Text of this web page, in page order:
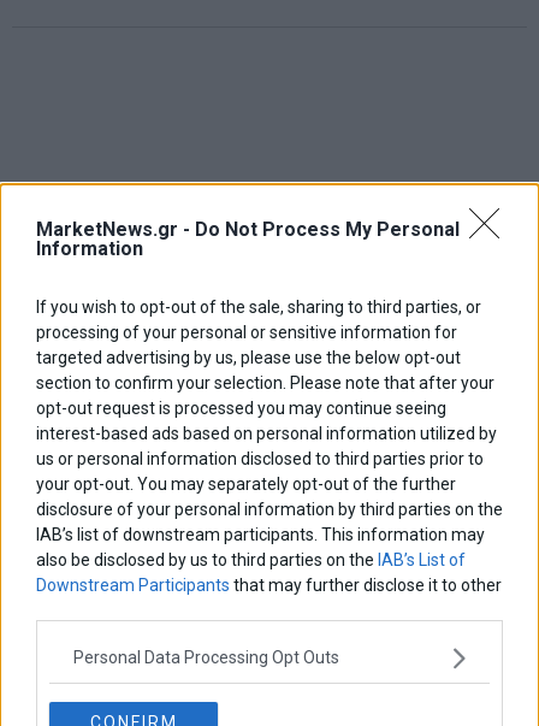
MarketNews.gr - Do Not Process My Personal
Information
If you wish to opt-out of the sale, sharing to third parties, or
processing of your personal or sensitive information for
targeted advertising by us, please use the below opt-out
section to confirm your selection. Please note that after your
opt-out request is processed you may continue seeing
interest-based ads based on personal information utilized by
us or personal information disclosed to third parties prior to
your opt-out. You may separately opt-out of the further
disclosure of your personal information by third parties on the
IAB’s list of downstream participants. This information may
also be disclosed by us to third parties on the IAB’s List of
Downstream Participants that may further disclose it to other
Personal Data Processing Opt Outs
CONFIRM
ΑΡΘΡΟΓΡΑΦΟΙ
Ελευθερία Κούρταλη
Οι «τιμωροί» των ομολόγων επέστρεψαν
Η αληθινή παιδεία ξεκινά από την ψυχή…